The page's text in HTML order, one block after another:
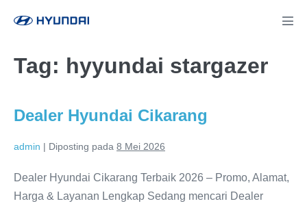
Tag: hyyundai stargazer
Dealer Hyundai Cikarang
admin | Diposting pada 8 Mei 2026
Dealer Hyundai Cikarang Terbaik 2026 – Promo, Alamat,
Harga & Layanan Lengkap Sedang mencari Dealer